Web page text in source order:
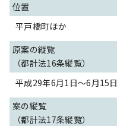
位置
平戸橋町ほか
原案の縦覧
（都計法16条縦覧）
平成29年6月1日～6月15日
案の縦覧
（都計法17条縦覧）